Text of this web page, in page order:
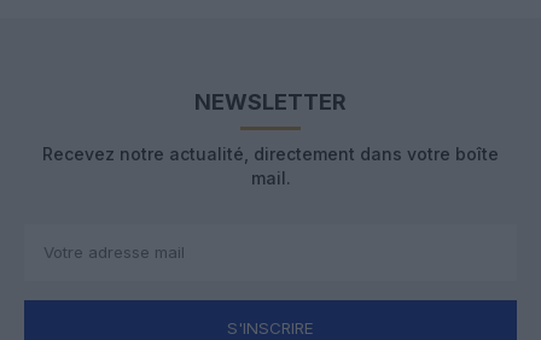
NEWSLETTER
Recevez notre actualité, directement dans votre boîte
mail.
S'INSCRIRE